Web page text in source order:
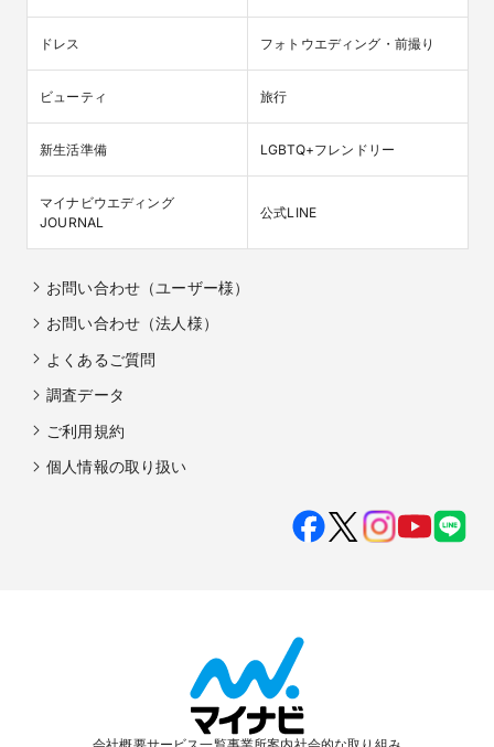
ドレス フォトウエディング・前撮り
ビューティ 旅行
新生活準備 LGBTQ+フレンドリー
マイナビウエディング
JOURNAL
公式LINE
お問い合わせ（ユーザー様）
お問い合わせ（法人様）
よくあるご質問
調査データ
ご利用規約
個人情報の取り扱い